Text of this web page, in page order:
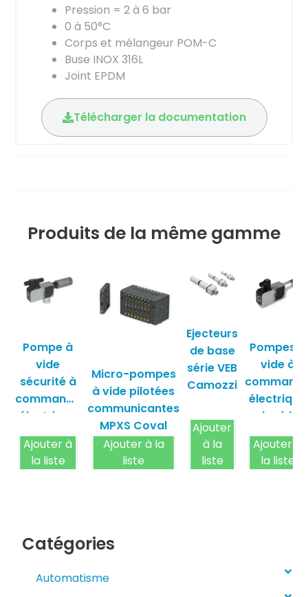
Pression = 2 à 6 bar
0 à 50°C
Corps et mélangeur POM-C
Buse INOX 316L
Joint EPDM
Télécharger la documentation
Produits de la même gamme
Pompe à
vide
sécurité à
commande
électrique
série GVS
Coval
Ajouter à
la liste
Micro-pompes
à vide pilotées
communicantes
MPXS Coval
Ajouter à la
liste
Ejecteurs
de base
série VEB
Camozzi
Ajouter
à la
liste
Pompes à
vide à
électrique
du vide
GVPS
Coval
Ajouter à
la liste
Catégories
Automatisme